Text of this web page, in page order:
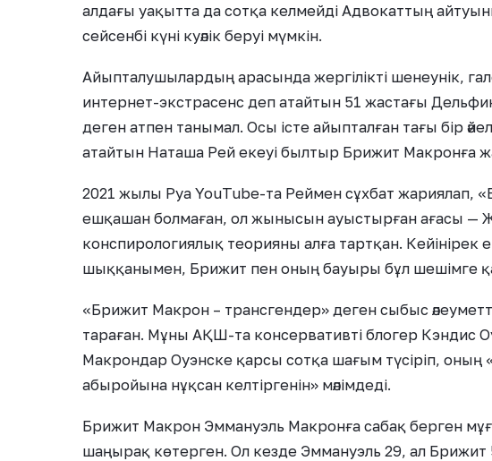
алдағы уақытта да сотқа келмейді Адвокаттың
сейсенбі күні куәлік беруі мүмкін.
Айыпталушылардың арасында жергілікті шенеунік,
интернет-экстрасенс деп атайтын 51 жастағы
деген атпен танымал. Осы істе айыпталған тағы бір
атайтын Наташа Рей екеуі былтыр Брижит Макронға
2021 жылы Руа YouTube-та Реймен сұхбат жариялап,
ешқашан болмаған, ол жынысын ауыстырған ағасы —
конспирологиялық теорияны алға тартқан. Кейінірек
шыққанымен, Брижит пен оның бауыры бұл шешімге
«Брижит Макрон – трансгендер» деген сыбыс
тараған. Мұны АҚШ-та консервативті блогер Кэндис
Макрондар Оуэнске қарсы сотқа шағым түсіріп, оның
абыройына нұқсан келтіргенін» мәлімдеді.
Брижит Макрон Эммануэль Макронға сабақ берген
шаңырақ көтерген. Ол кезде Эммануэль 29, ал Брижит